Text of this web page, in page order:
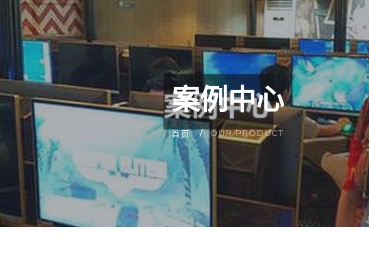
案例中心
首页 OUR PRODUCT